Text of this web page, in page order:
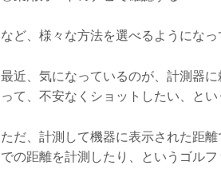
など、様々な方法を選べるようにな
最近、気になっているのが、計測器
って、不安なくショットしたい、と
ただ、計測して機器に表示された距
での距離を計測したり、というゴル